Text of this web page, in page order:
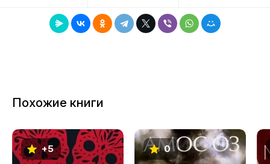
получившего в 2024 году премии “Оскар” и
BAFTA.
12
13
14
Похожие книги
+5 0